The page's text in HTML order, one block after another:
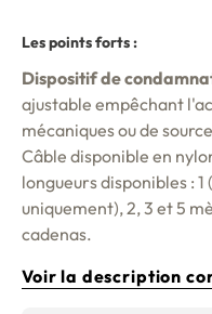
Les points forts :
Dispositif de
ajustable empêchant
mécaniques ou de
Câble disponible en
longueurs disponibles :
uniquement), 2, 3 et 5
cadenas.
Voir la description